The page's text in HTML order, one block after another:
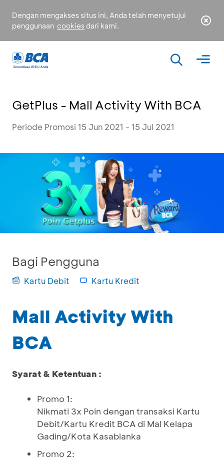
Dengan mengakses situs ini, Anda telah menyetujui
penggunaan cookies dari kami.
GetPlus - Mall Activity With BCA
Periode Promosi 15 Jun 2021 - 15 Jul 2021
Bagi Pengguna
Kartu Debit Kartu Kredit
Mall Activity With
BCA
Syarat & Ketentuan :
Promo 1:
Nikmati 3x Poin dengan transaksi Kartu
Debit/Kartu Kredit BCA di Mal Kelapa
Gading/Kota Kasablanka
Promo 2: